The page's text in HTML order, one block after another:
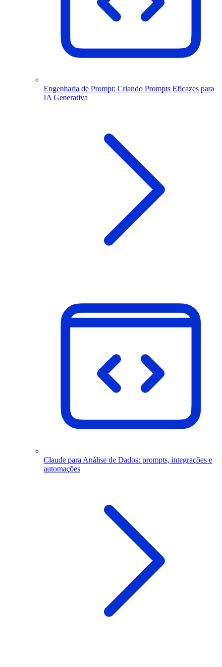
Engenharia de Prompt: Criando Prompts Eficazes para
IA Generativa
Claude para Análise de Dados: prompts, integrações e
automações